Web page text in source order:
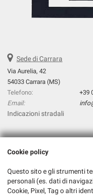
Sede di Carrara
Via Aurelia, 42
54033 Carrara (MS)
Telefono:
+39
Email:
Indicazioni stradali
Dati fiscali:
Via Aurelia, 42, Carrara (MS)
C.F/P.IVA:01326240452
Registro delle imprese:MS
Cookie policy
Questo sito e gli strumenti
personali (es. dati di
Cookie, Pixel, Tag o altri